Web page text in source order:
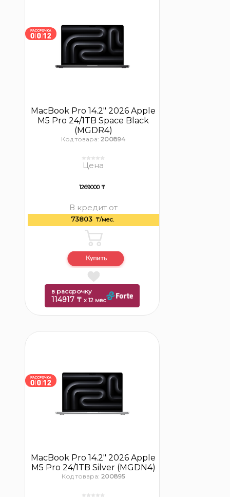
MacBook Pro 14.2″ 2026 Apple
M5 Pro 24/1TB Space Black
(MGDR4)
Код товара: 200894
Цена
1269000 ₸
В кредит от
73803 ₸/мес.
в рассрочку
114917 ₸ x 12 мес
MacBook Pro 14.2″ 2026 Apple
M5 Pro 24/1TB Silver (MGDN4)
Код товара: 200895